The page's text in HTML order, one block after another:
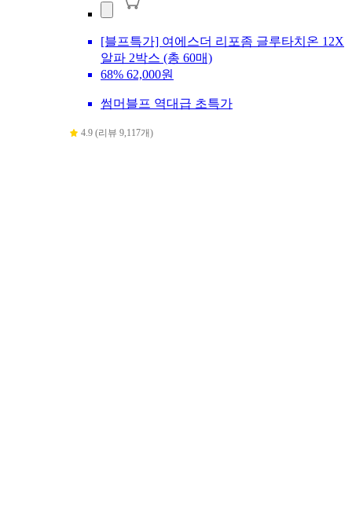
[블프특가] 여에스더 리포좀 글루타치온 12X
알파 2박스 (총 60매)
68% 62,000원
썸머블프 역대급 초특가
4.9 (리뷰 9,117개)